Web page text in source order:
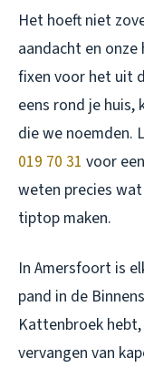
Het hoeft niet
aandacht en onze
fixen voor het uit
eens rond je huis,
die we noemden.
019 70 31 voor
weten precies
tiptop maken.
In Amersfoort is
pand in de
Kattenbroek
vervangen van